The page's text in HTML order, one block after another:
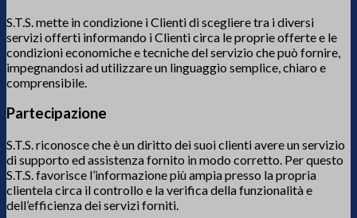
S.T.S. mette in condizione i Clienti di scegliere tra i diversi
servizi offerti informando i Clienti circa le proprie offerte e le
condizioni economiche e tecniche del servizio che può fornire,
impegnandosi ad utilizzare un linguaggio semplice, chiaro e
comprensibile.
Partecipazione
S.T.S. riconosce che è un diritto dei suoi clienti avere un servizio
di supporto ed assistenza fornito in modo corretto. Per questo
S.T.S. favorisce l’informazione più ampia presso la propria
clientela circa il controllo e la verifica della funzionalità e
dell’efficienza dei servizi forniti.